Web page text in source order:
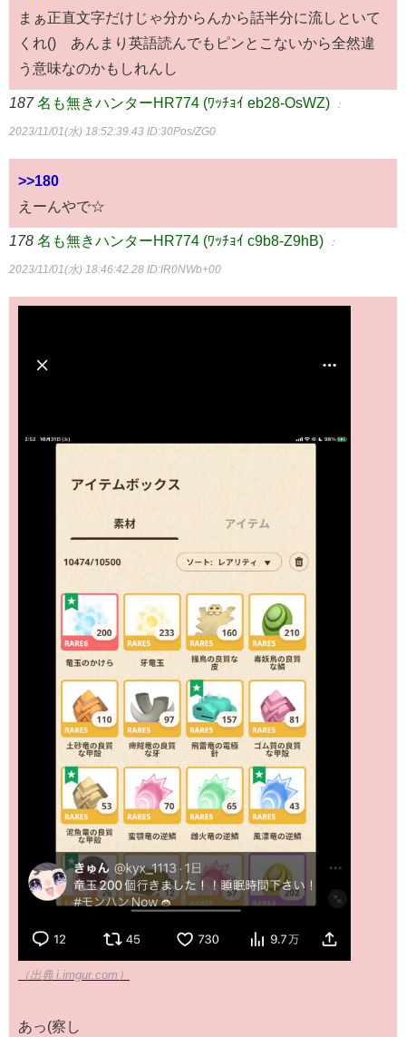
まぁ正直文字だけじゃ分からんから話半分に流しといて
くれ() あんまり英語読んでもピンとこないから全然違
う意味なのかもしれんし
187 名も無きハンターHR774 (ﾜｯﾁｮｲ eb28-OsWZ) ：
2023/11/01(水) 18:52:39.43 ID:30Pos/ZG0
>>180
えーんやで☆
178 名も無きハンターHR774 (ﾜｯﾁｮｲ c9b8-Z9hB) ：
2023/11/01(水) 18:46:42.28 ID:IR0NWb+00
（出典 i.imgur.com）
あっ(察し